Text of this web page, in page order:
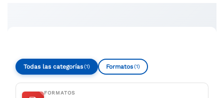
Todas las categorías(1) Formatos(1)
FORMATOS